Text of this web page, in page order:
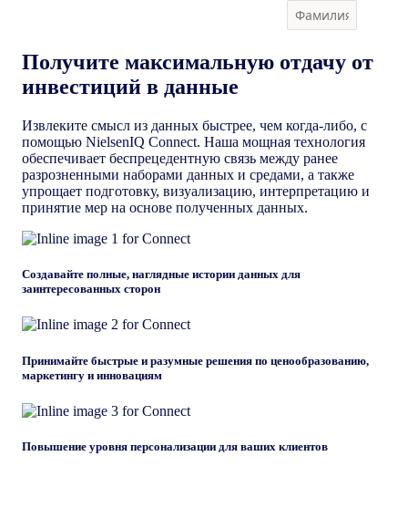
Получите максимальную отдачу от
инвестиций в данные
Извлеките смысл из данных быстрее, чем когда-либо, с
помощью NielsenIQ Connect. Наша мощная технология
обеспечивает беспрецедентную связь между ранее
разрозненными наборами данных и средами, а также
упрощает подготовку, визуализацию, интерпретацию и
принятие мер на основе полученных данных.
Создавайте полные, наглядные истории данных для
заинтересованных сторон
Принимайте быстрые и разумные решения по ценообразованию,
маркетингу и инновациям
Повышение уровня персонализации для ваших клиентов